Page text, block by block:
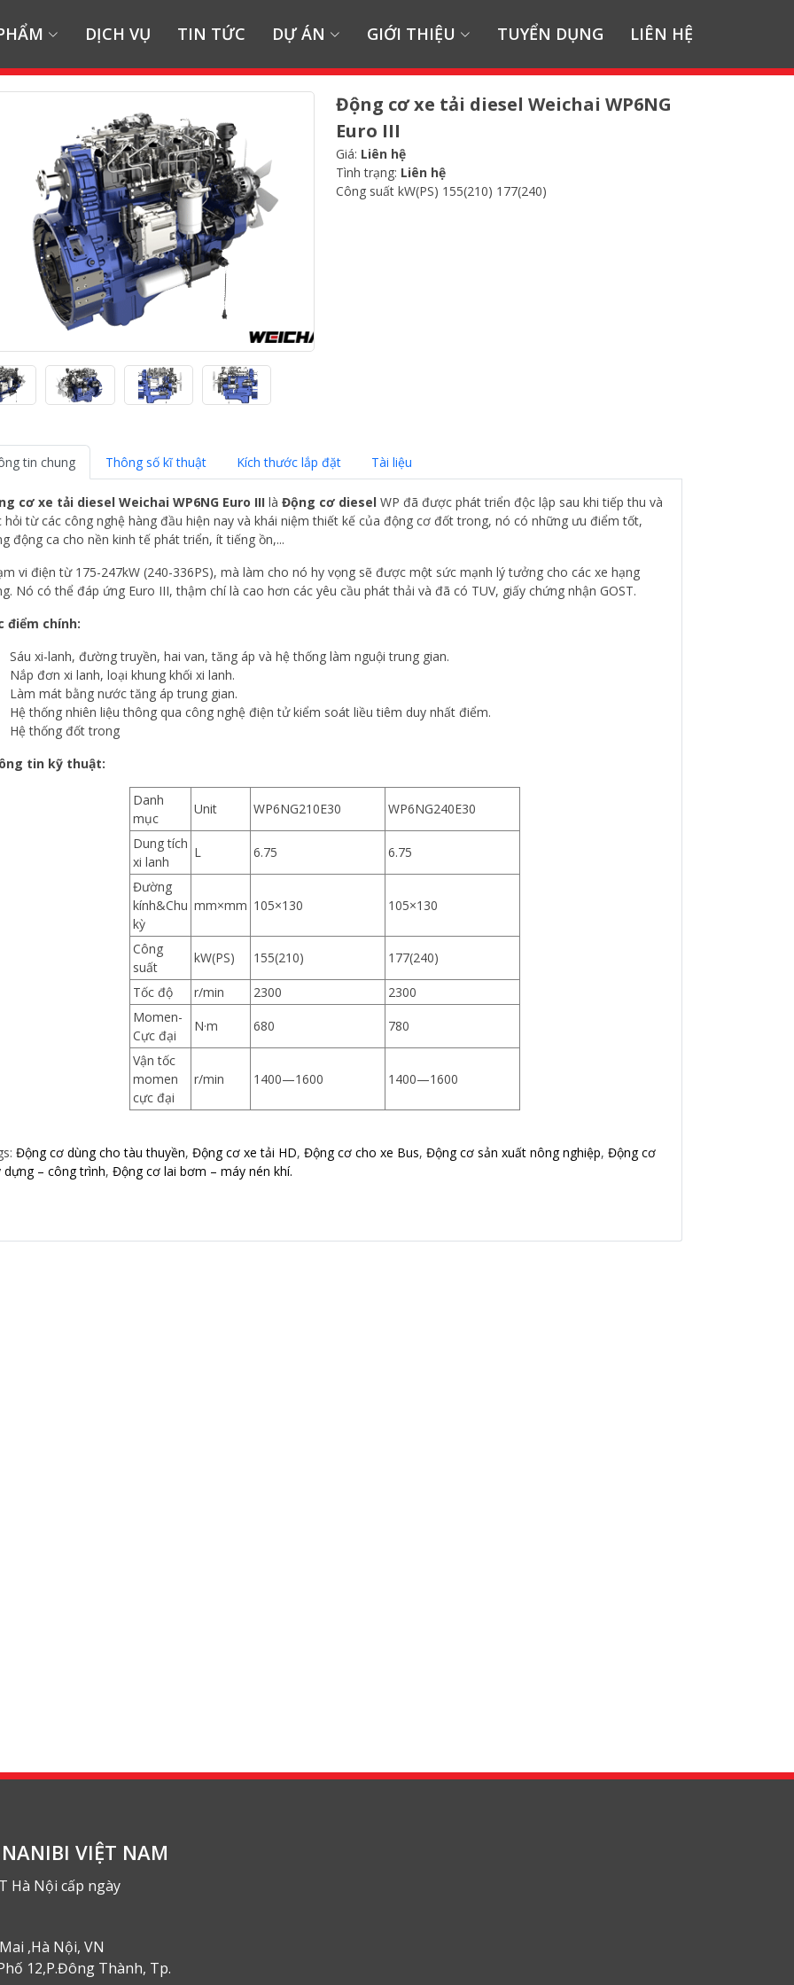
DỊCH VỤ TIN TỨC DỰ ÁN GIỚI THIỆU TUYỂN DỤNG LIÊN HỆ
Động cơ xe tải diesel Weichai WP6NG
Euro III
Giá: Liên hệ
Tình trạng: Liên hệ
Công suất kW(PS) 155(210) 177(240)
tin chung Thông số kĩ thuật Kích thước lắp đặt Tài liệu
cơ xe tải diesel Weichai WP6NG Euro III là Động cơ diesel WP đã được phát triển độc lập sau khi tiếp thu và
hỏi từ các công nghệ hàng đầu hiện nay và khái niệm thiết kế của động cơ đốt trong, nó có những ưu điểm tốt,
động ca cho nền kinh tế phát triển, ít tiếng ồn,...
vi điện từ 175-247kW (240-336PS), mà làm cho nó hy vọng sẽ được một sức mạnh lý tưởng cho các xe hạng
Nó có thể đáp ứng Euro III, thậm chí là cao hơn các yêu cầu phát thải và đã có TUV, giấy chứng nhận GOST.
điểm chính:
Sáu xi-lanh, đường truyền, hai van, tăng áp và hệ thống làm nguội trung gian.
Nắp đơn xi lanh, loại khung khối xi lanh.
Làm mát bằng nước tăng áp trung gian.
Hệ thống nhiên liệu thông qua công nghệ điện tử kiểm soát liều tiêm duy nhất điểm.
Hệ thống đốt trong
tin kỹ thuật:
Danh
mục
Unit WP6NG210E30 WP6NG240E30
Dung tích
xi lanh
L 6.75 6.75
Đường
kính&Chu
kỳ
mm×mm 105×130 105×130
Công
suất
kW(PS) 155(210) 177(240)
Tốc độ r/min 2300
2300
Momen-
Cực đại
N·m 680 780
Vận tốc
momen
cực đại
r/min 1400—1600 1400—1600
Động cơ dùng cho tàu thuyền, Động cơ xe tải HD, Động cơ cho xe Bus, Động cơ sản xuất nông nghiệp, Động cơ
dựng – công trình, Động cơ lai bơm – máy nén khí.
VIỆT NAM
Hà Nội cấp ngày
,Hà Nội, VN
12,P.Đông Thành, Tp.